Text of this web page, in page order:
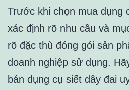
Trước khi chọn mua dụng
xác định rõ nhu cầu và
rõ đặc thù đóng gói sản
doanh nghiệp sử dụng.
bán dụng cụ siết dây đai